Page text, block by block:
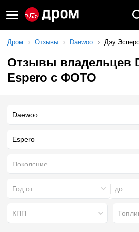
Дром Отзывы Daewoo Дэу
Отзывы владельцев
Espero с ФОТО
Espero
Поколение
Год от до
КПП